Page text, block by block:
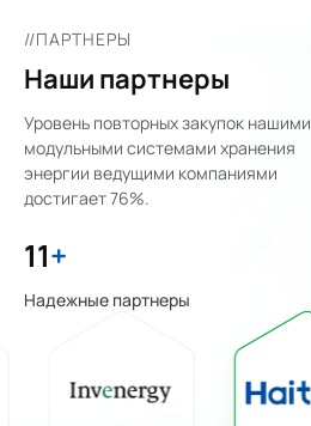
//ПАРТНЕРЫ
Наши партнеры
Уровень повторных закупок нашими
модульными системами хранения
энергии ведущими компаниями
достигает 76%.
27+
Надежные партнеры